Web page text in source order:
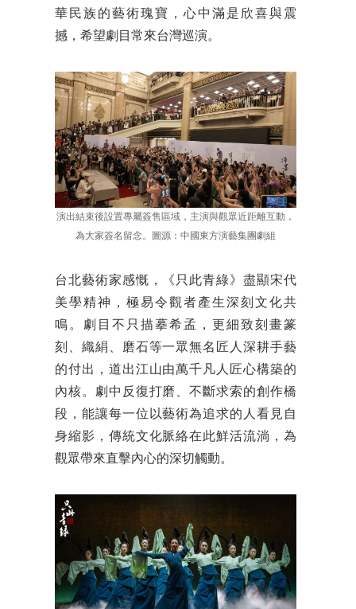
華民族的藝術瑰寶，心中滿是欣喜與震
撼，希望劇目常來台灣巡演。
演出結束後設置專屬簽售區域，主演與觀眾近距離互動，
為大家簽名留念。圖源：中國東方演藝集團劇組
台北藝術家感慨，《只此青綠》盡顯宋代
美學精神，極易令觀者產生深刻文化共
鳴。劇目不只描摹希孟，更細致刻畫篆
刻、織絹、磨石等一眾無名匠人深耕手藝
的付出，道出江山由萬千凡人匠心構築的
內核。劇中反復打磨、不斷求索的創作橋
段，能讓每一位以藝術為追求的人看見自
身縮影，傳統文化脈絡在此鮮活流淌，為
觀眾帶來直擊內心的深切觸動。